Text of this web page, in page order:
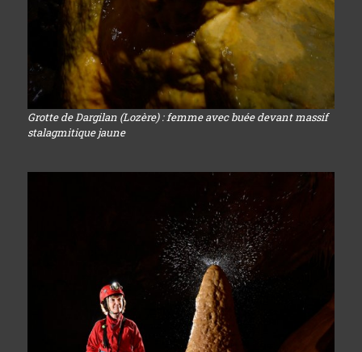
Grotte de Dargilan (Lozère) : femme avec buée devant massif
stalagmitique jaune